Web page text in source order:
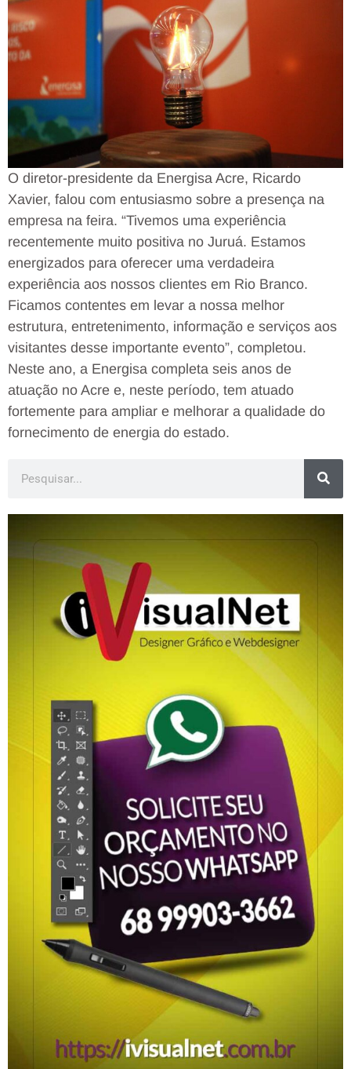
O diretor-presidente da Energisa Acre, Ricardo
Xavier, falou com entusiasmo sobre a presença na
empresa na feira. “Tivemos uma experiência
recentemente muito positiva no Juruá. Estamos
energizados para oferecer uma verdadeira
experiência aos nossos clientes em Rio Branco.
Ficamos contentes em levar a nossa melhor
estrutura, entretenimento, informação e serviços aos
visitantes desse importante evento”, completou.
Neste ano, a Energisa completa seis anos de
atuação no Acre e, neste período, tem atuado
fortemente para ampliar e melhorar a qualidade do
fornecimento de energia do estado.